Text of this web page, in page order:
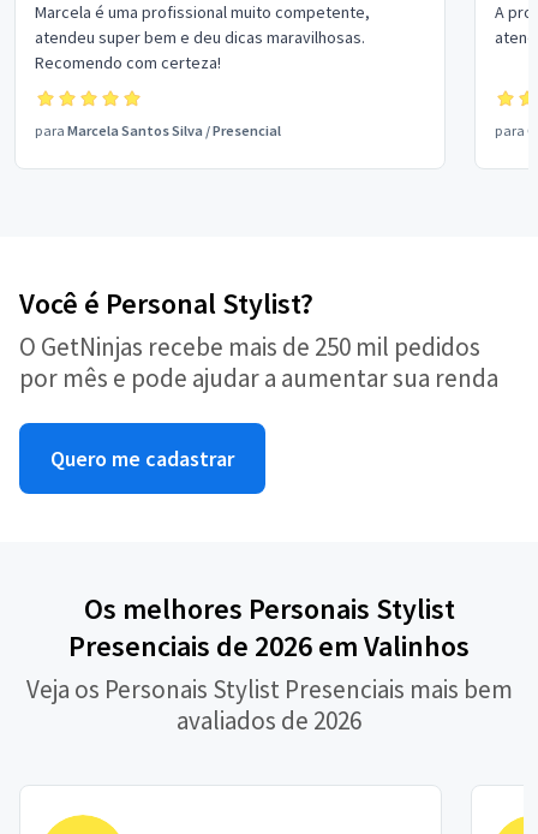
Marcela é uma profissional muito competente,
atendeu super bem e deu dicas maravilhosas.
Recomendo com certeza!
para Marcela Santos Silva /Presencial
A
para
Você é Personal Stylist?
O GetNinjas recebe mais de 250 mil pedidos
por mês e pode ajudar a aumentar sua renda
Quero me cadastrar
Os melhores Personais Stylist
Presenciais de 2026 em Valinhos
Veja os Personais Stylist Presenciais mais bem
avaliados de 2026